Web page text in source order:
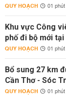
QUY HOẠCH 01
Khu vực Công
phố đi bộ mới tại
QUY HOẠCH 01
Bổ sung 27 km
Cần Thơ - Sóc
QUY HOẠCH 01